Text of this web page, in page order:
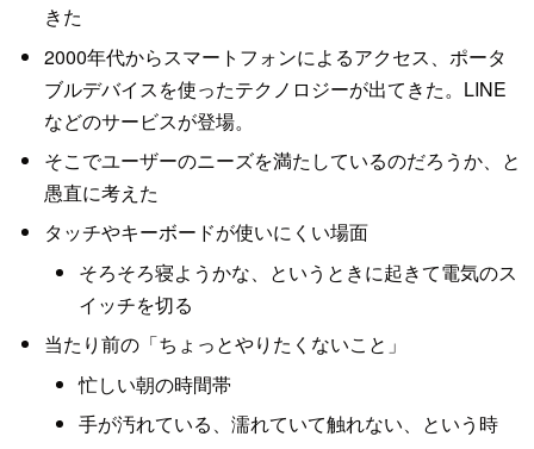
きた
2000年代からスマートフォンによるアクセス、ポータ
ブルデバイスを使ったテクノロジーが出てきた。LINE
などのサービスが登場。
そこでユーザーのニーズを満たしているのだろうか、と
愚直に考えた
タッチやキーボードが使いにくい場面
そろそろ寝ようかな、というときに起きて電気のス
イッチを切る
当たり前の「ちょっとやりたくないこと」
忙しい朝の時間帯
手が汚れている、濡れていて触れない、という時